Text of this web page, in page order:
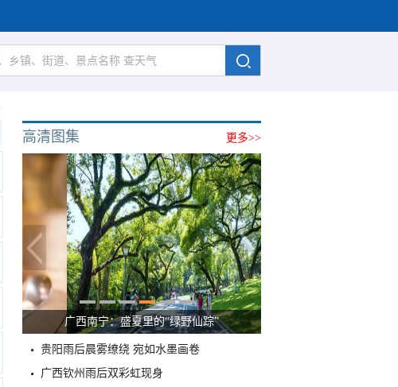
更多>>
高清图集
广西南宁：盛夏里的“绿野仙踪”
贵阳雨后晨雾缭绕 宛如水墨画卷
广西钦州雨后双彩虹现身